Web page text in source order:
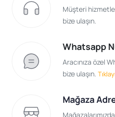
Müşteri
bize ulaşın.
Whatsapp
Aracınıza özel
bize ulaşın.
Mağaza